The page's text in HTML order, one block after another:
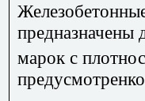
предназначены
марок с